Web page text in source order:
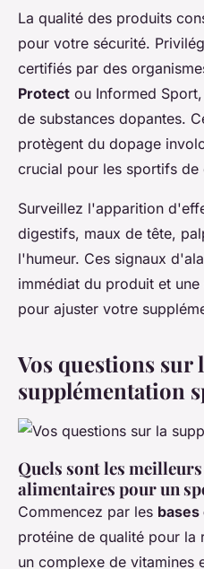
La qualité des produits
pour votre sécurité.
certifiés par des
Protect ou Informed
de substances dopantes.
protègent du dopage
crucial pour les sportifs de
Surveillez l'apparition
digestifs, maux de tête,
l'humeur. Ces signaux
immédiat du produit et
pour ajuster votre
Vos questions sur
supplémentation
Quels sont les
alimentaires pour un
Commencez par les
protéine de qualité pour la
un complexe de vitamines